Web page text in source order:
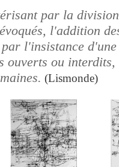
par la
l'addition
l'insistance
ouverts ou
(Lismonde)